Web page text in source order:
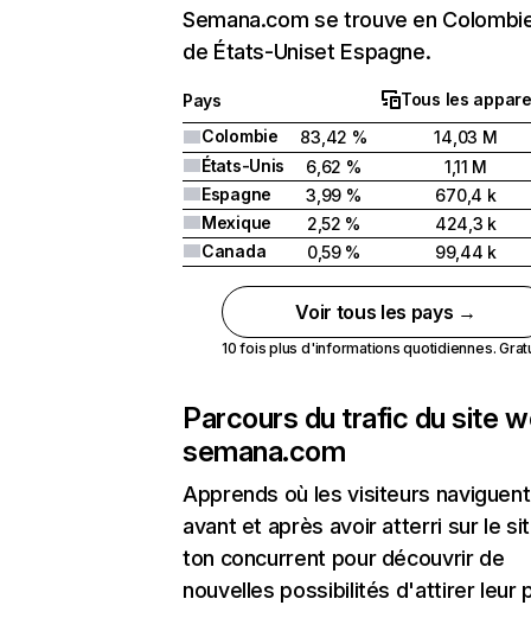
Semana.com se trouve en
de États-Uniset Espagne.
Pays
Tous les
Colombie
83,42 %
14,03 M
États-Unis
6,62 %
1,11 M
Espagne
3,99 %
670,4 k
Mexique
2,52 %
424,3 k
Canada
0,59 % 99,44 k
Voir tous les pays →
10 fois plus d'informations quotidiennes.
Parcours du trafic du site
semana.com
Apprends où les visiteurs naviguent
avant et après avoir atterri sur le
ton concurrent pour découvrir de
nouvelles possibilités d'attirer leur